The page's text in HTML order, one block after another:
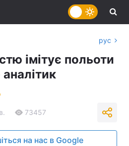
рус
імітує польоти
аналітик
73457
на нас в Google